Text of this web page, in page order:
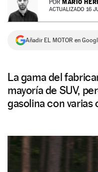
NEWSLETTER
SÍGUENOS
POR MARIO
ACTUALIZADO 16
Añadir EL MOTOR en
La gama del
mayoría de SUV,
gasolina con varias